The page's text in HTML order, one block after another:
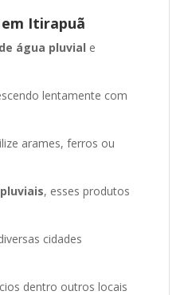
em Itirapuã
água pluvial e
lentamente com
arames, ferros ou
, esses produtos
cidades
dentro outros locais